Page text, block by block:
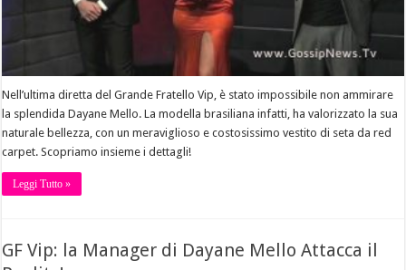
Nell’ultima diretta del Grande Fratello Vip, è stato impossibile non ammirare
la splendida Dayane Mello. La modella brasiliana infatti, ha valorizzato la sua
naturale bellezza, con un meraviglioso e costosissimo vestito di seta da red
carpet. Scopriamo insieme i dettagli!
Leggi Tutto »
GF Vip: la Manager di Dayane Mello Attacca il